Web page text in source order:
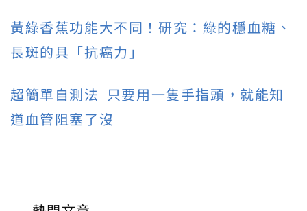
黃綠香蕉功能大不同！研究：綠的穩血糖、
長斑的具「抗癌力」
超簡單自測法 只要用一隻手指頭，就能知
道血管阻塞了沒